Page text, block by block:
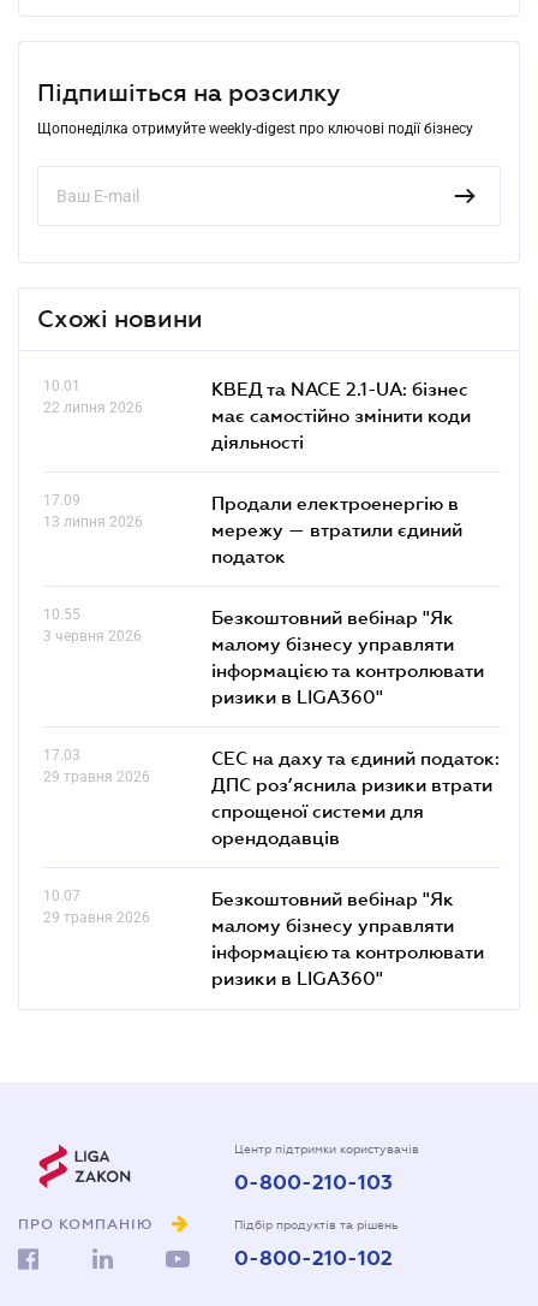
Підпишіться на розсилку
Щопонеділка отримуйте weekly-digest про ключові події бізнесу
Схожі новини
10.01
22 липня 2026
КВЕД та NACE 2.1-UA: бізнес
має самостійно змінити коди
діяльності
17.09
13 липня 2026
Продали електроенергію в
мережу — втратили єдиний
податок
10.55
3 червня 2026
Безкоштовний вебінар "Як
малому бізнесу управляти
інформацією та контролювати
ризики в LIGA360"
17.03
29 травня 2026
СЕС на даху та єдиний податок:
ДПС роз’яснила ризики втрати
спрощеної системи для
орендодавців
10.07
29 травня 2026
Безкоштовний вебінар "Як
малому бізнесу управляти
інформацією та контролювати
ризики в LIGA360"
ПРО КОМПАНІЮ
Центр підтримки користувачів
0-800-210-103
Підбір продуктів та рішень
0-800-210-102